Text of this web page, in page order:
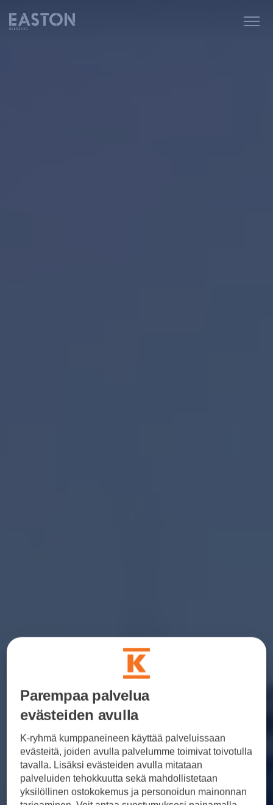
Parempaa palvelua
evästeiden avulla
K-ryhmä kumppaneineen käyttää palveluissaan
evästeitä, joiden avulla palvelumme toimivat toivotulla
tavalla. Lisäksi evästeiden avulla mitataan
palveluiden tehokkuutta sekä mahdollistetaan
yksilöllinen ostokokemus ja personoidun mainonnan